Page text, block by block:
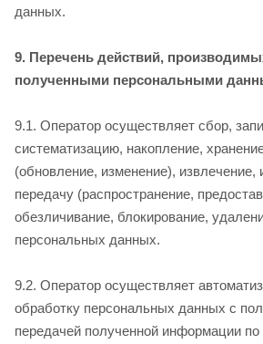
данных.
9. Перечень действий,
полученными персональными
9.1. Оператор осуществляет сбор,
систематизацию, накопление,
(обновление, изменение), извлечение,
передачу (распространение,
обезличивание, блокирование,
персональных данных.
9.2. Оператор осуществляет
обработку персональных данных с
передачей полученной информации